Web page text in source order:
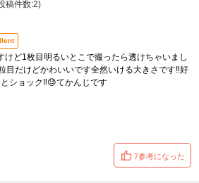
稿件数:2)
けど1枚目明るいとこで撮ったら透けちゃいまし
目だけどかわいいです全然いける大きさです‼️好
ショック‼️😓てかんじです
7参考になった